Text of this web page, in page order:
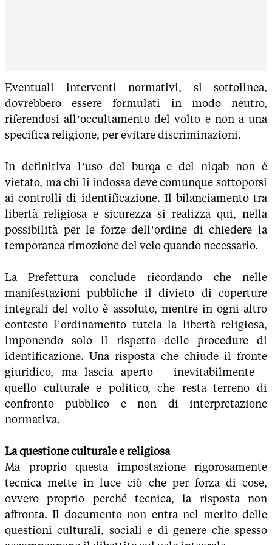
Eventuali interventi normativi, si sottolinea,
dovrebbero essere formulati in modo neutro,
riferendosi all’occultamento del volto e non a una
specifica religione, per evitare discriminazioni.
In definitiva l’uso del burqa e del niqab non è
vietato, ma chi li indossa deve comunque sottoporsi
ai controlli di identificazione. Il bilanciamento tra
libertà religiosa e sicurezza si realizza qui, nella
possibilità per le forze dell’ordine di chiedere la
temporanea rimozione del velo quando necessario.
La Prefettura conclude ricordando che nelle
manifestazioni pubbliche il divieto di coperture
integrali del volto è assoluto, mentre in ogni altro
contesto l’ordinamento tutela la libertà religiosa,
imponendo solo il rispetto delle procedure di
identificazione. Una risposta che chiude il fronte
giuridico, ma lascia aperto – inevitabilmente –
quello culturale e politico, che resta terreno di
confronto pubblico e non di interpretazione
normativa.
La questione culturale e religiosa
Ma proprio questa impostazione rigorosamente
tecnica mette in luce ciò che per forza di cose,
ovvero proprio perché tecnica, la risposta non
affronta. Il documento non entra nel merito delle
questioni culturali, sociali e di genere che spesso